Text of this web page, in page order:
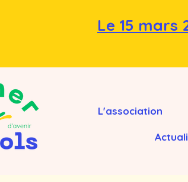
Le 15 mars
L'association